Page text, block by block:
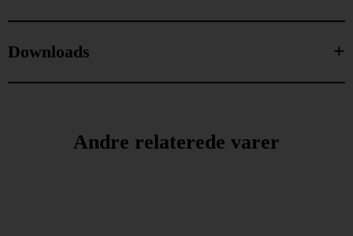
Downloads
Andre relaterede varer